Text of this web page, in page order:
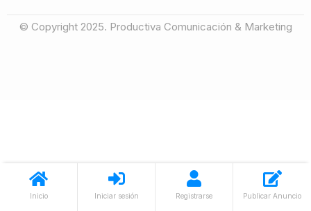
Inicio Iniciar sesión Registrarse Publicar Anuncio
© Copyright 2025. Productiva Comunicación & Marketing